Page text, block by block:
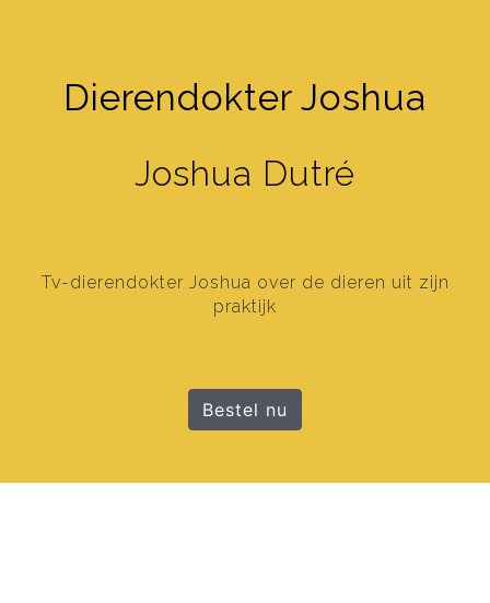
Dierendokter Joshua
Joshua Dutré
Tv-dierendokter Joshua over de dieren uit zijn
praktijk
Bestel nu